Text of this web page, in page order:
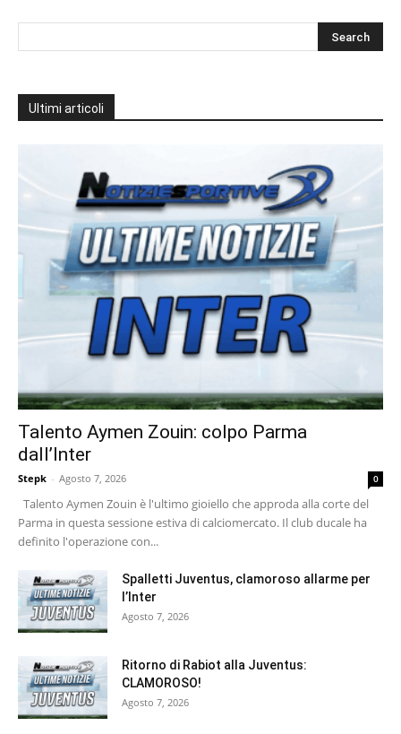
Ultimi articoli
Talento Aymen Zouin: colpo Parma
dall’Inter
Stepk - Agosto 7, 2026 0
Talento Aymen Zouin è l'ultimo gioiello che approda alla corte del
Parma in questa sessione estiva di calciomercato. Il club ducale ha
definito l'operazione con...
Spalletti Juventus, clamoroso allarme per
l’Inter
Agosto 7, 2026
Ritorno di Rabiot alla Juventus:
CLAMOROSO!
Agosto 7, 2026